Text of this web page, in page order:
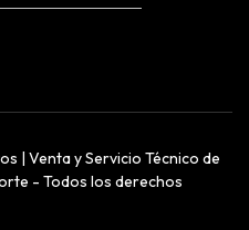
| Venta y Servicio Técnico de
- Todos los derechos